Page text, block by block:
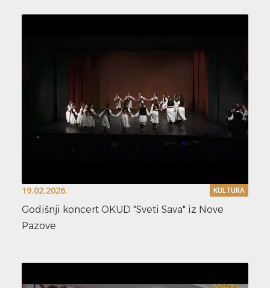
19.02.2026. KULTURA
Godišnji koncert OKUD "Sveti Sava" iz Nove
Pazove